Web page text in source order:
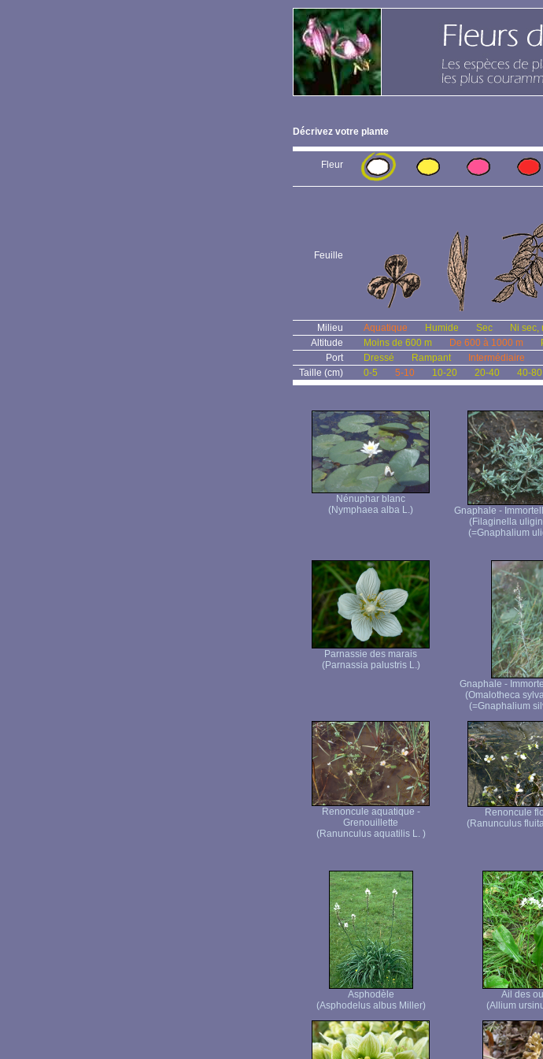
Décrivez votre plante
Fleur
Feuille
Milieu Aquatique Humide Sec
Ni sec,
Altitude
Moins de 600 m De 600 à 1000 m
Port
Dressé Rampant
Intermédiaire
Taille (cm)
0-5 5-10 10-20 20-40 40-80
Nénuphar blanc
(Nymphaea alba L.)
Gnaphale -
(Filaginella
(=Gnaphalium
Parnassie des marais
(Parnassia palustris L.)
Gnaphale -
(Omalotheca
(=Gnaphalium
Renoncule aquatique -
Grenouillette
(Ranunculus aquatilis L. )
Renoncule
(Ranunculus
Asphodèle
(Asphodelus albus Miller)
Ail des
(Allium